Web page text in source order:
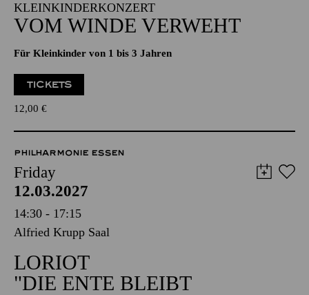
KLEINKINDERKONZERT
VOM WINDE VERWEHT
Für Kleinkinder von 1 bis 3 Jahren
TICKETS
12,00 €
PHILHARMONIE ESSEN
Friday
12.03.2027
14:30 - 17:15
Alfried Krupp Saal
LORIOT
"DIE ENTE BLEIBT